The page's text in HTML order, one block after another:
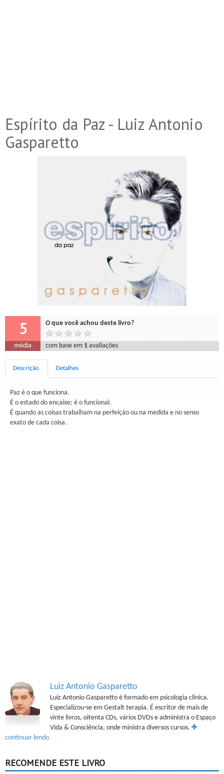
Espírito da Paz - Luiz Antonio
Gasparetto
5 O que você achou deste livro?
média com base em 1 avaliações
Descrição Detalhes
Paz é o que funciona.
É o estado do encaixe; é o funcional.
É quando as coisas trabalham na perfeição ou na medida e no senso
exato de cada coisa.
Luiz Antonio Gasparetto
Luiz Antonio Gasparetto é formado em psicologia clínica.
Especializou-se em Gestalt terapia. É escritor de mais de
vinte livros, oitenta CDs, vários DVDs e administra o Espaço
Vida & Consciência, onde ministra diversos cursos.
continuar lendo
RECOMENDE ESTE LIVRO